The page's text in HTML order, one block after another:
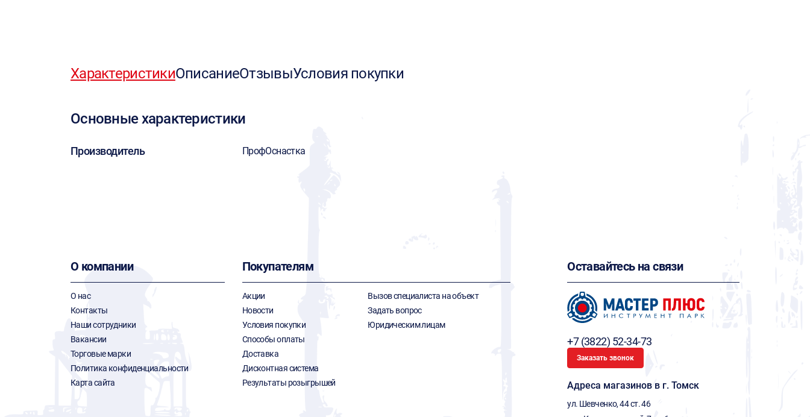
ХарактеристикиОписаниеОтзывыУсловия покупки
Основные характеристики
Производитель ПрофОснастка
О компании
О нас
Контакты
Наши сотрудники
Вакансии
Торговые марки
Политика конфиденциальности
Карта сайта
Покупателям
Акции
Новости
Условия покупки
Способы оплаты
Доставка
Дисконтная система
Результаты розыгрышей
Вызов специалиста на объект
Задать вопрос
Юридическим лицам
Оставайтесь на связи
+7 (3822) 52-34-73
Заказать звонок
Адреса магазинов в г. Томск
ул. Шевченко, 44 ст. 46